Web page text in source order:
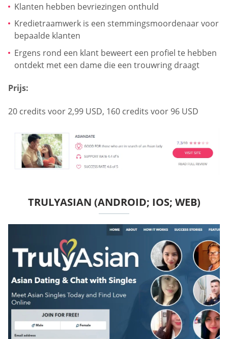
Klanten hebben bevriezingen onthuld
Kredietraamwerk is een stemmingsmoordenaar voor
bepaalde klanten
Ergens rond een klant beweert een profiel te hebben
ontdekt met een dame die een trouwring draagt
Prijs:
20 credits voor 2,99 USD, 160 credits voor 96 USD
TRULYASIAN (ANDROID; IOS; WEB)